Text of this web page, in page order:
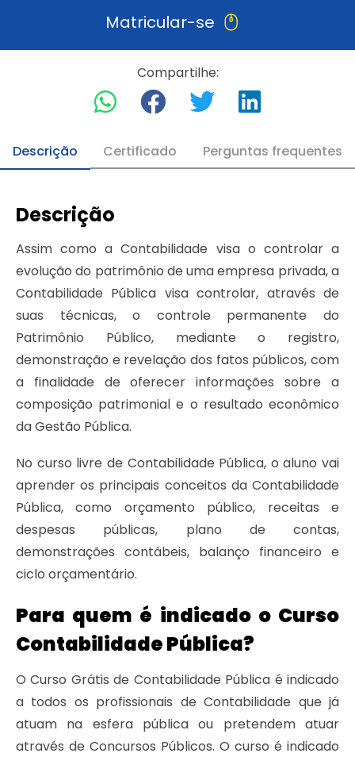
Matricular-se
Compartilhe:
Descrição Certificado Perguntas frequentes
Descrição
Assim como a Contabilidade visa o controlar a
evolução do patrimônio de uma empresa privada, a
Contabilidade Pública visa controlar, através de
suas técnicas, o controle permanente do
Patrimônio Público, mediante o registro,
demonstração e revelação dos fatos públicos, com
a finalidade de oferecer informações sobre a
composição patrimonial e o resultado econômico
da Gestão Pública.
No curso livre de Contabilidade Pública, o aluno vai
aprender os principais conceitos da Contabilidade
Pública, como orçamento público, receitas e
despesas públicas, plano de contas,
demonstrações contábeis, balanço financeiro e
ciclo orçamentário.
Para quem é indicado o Curso
Contabilidade Pública?
O Curso Grátis de Contabilidade Pública é indicado
a todos os profissionais de Contabilidade que já
atuam na esfera pública ou pretendem atuar
através de Concursos Públicos. O curso é indicado